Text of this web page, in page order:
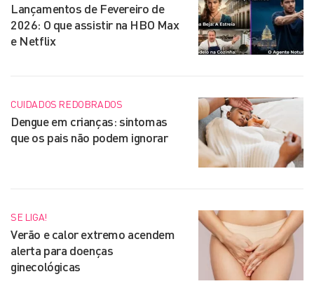
Lançamentos de Fevereiro de
2026: O que assistir na HBO Max
e Netflix
CUIDADOS REDOBRADOS
Dengue em crianças: sintomas
que os pais não podem ignorar
SE LIGA!
Verão e calor extremo acendem
alerta para doenças
ginecológicas